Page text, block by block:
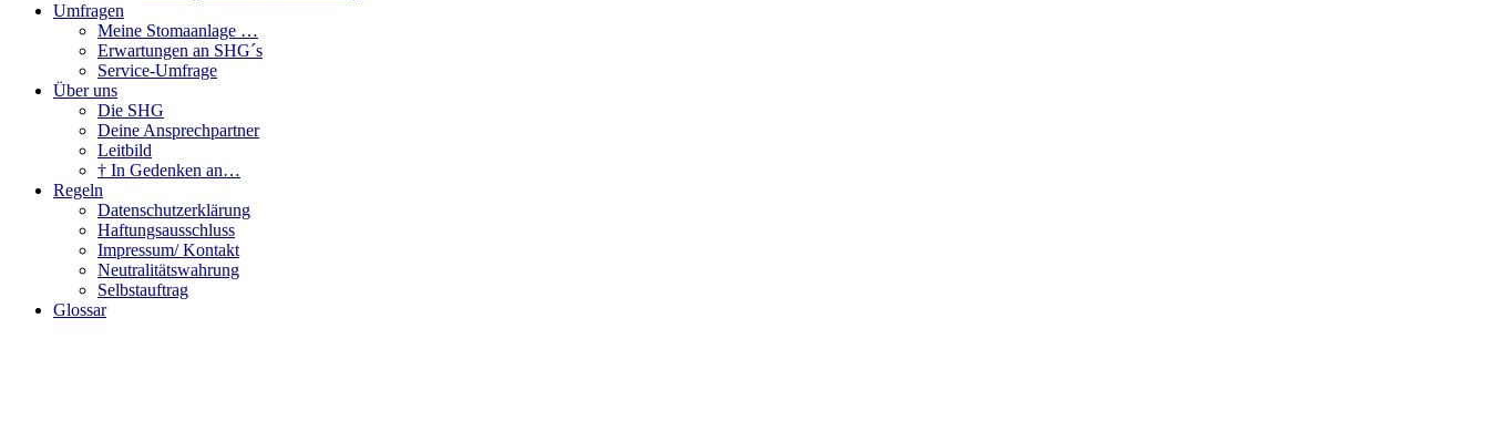
Umfragen
Meine Stomaanlage …
Erwartungen an SHG´s
Service-Umfrage
Über uns
Die SHG
Deine Ansprechpartner
Leitbild
† In Gedenken an…
Regeln
Datenschutzerklärung
Haftungsausschluss
Impressum/ Kontakt
Neutralitätswahrung
Selbstauftrag
Glossar